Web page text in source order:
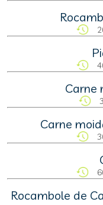
Carne
Carne
Rocambole de